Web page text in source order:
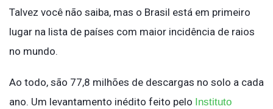
Talvez você não saiba, mas o Brasil está em primeiro
lugar na lista de países com maior incidência de raios
no mundo.
Ao todo, são 77,8 milhões de descargas no solo a cada
ano. Um levantamento inédito feito pelo Instituto